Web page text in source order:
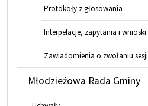
Protokoły z głosowania
Interpelacje, zapytania i wnioski
Zawiadomienia o zwołaniu sesji
Młodzieżowa Rada Gminy